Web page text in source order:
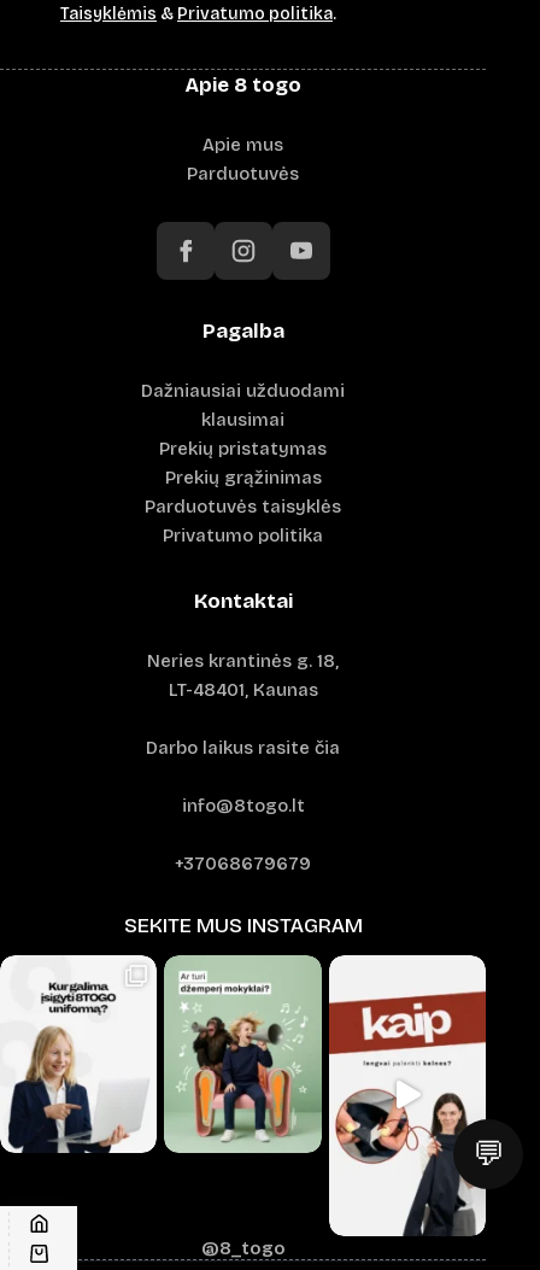
Taisyklėmis & Privatumo politika.
Apie 8 togo
Apie mus
Parduotuvės
Pagalba
Dažniausiai užduodami
klausimai
Prekių pristatymas
Prekių grąžinimas
Parduotuvės taisyklės
Privatumo politika
Kontaktai
Neries krantinės g. 18,
LT-48401, Kaunas
Darbo laikus rasite čia
info@8togo.lt
+37068679679
SEKITE MUS INSTAGRAM
@8_togo
💬